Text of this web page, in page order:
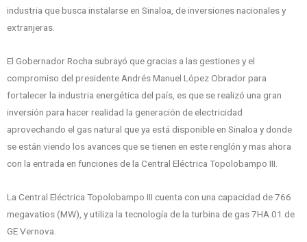
industria que busca instalarse en Sinaloa, de inversiones nacionales y
extranjeras.
El Gobernador Rocha subrayó que gracias a las gestiones y el
compromiso del presidente Andrés Manuel López Obrador para
fortalecer la industria energética del país, es que se realizó una gran
inversión para hacer realidad la generación de electricidad
aprovechando el gas natural que ya está disponible en Sinaloa y donde
se están viendo los avances que se tienen en este renglón y mas ahora
con la entrada en funciones de la Central Eléctrica Topolobampo III.
La Central Eléctrica Topolobampo III cuenta con una capacidad de 766
megavatios (MW), y utiliza la tecnología de la turbina de gas 7HA.01 de
GE Vernova.